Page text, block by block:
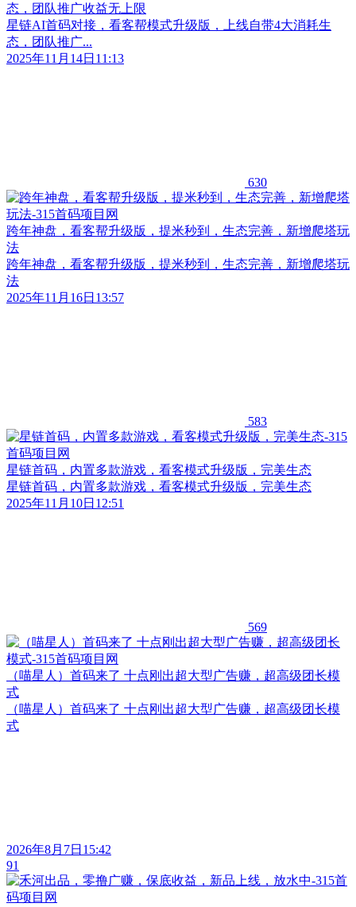
态，团队推广收益无上限
星链AI首码对接，看客帮模式升级版，上线自带4大消耗生
态，团队推广...
2025年11月14日11:13
630
跨年神盘，看客帮升级版，提米秒到，生态完善，新增爬塔玩
法
跨年神盘，看客帮升级版，提米秒到，生态完善，新增爬塔玩
法
2025年11月16日13:57
583
星链首码，内置多款游戏，看客模式升级版，完美生态
星链首码，内置多款游戏，看客模式升级版，完美生态
2025年11月10日12:51
569
（喵星人）首码来了 十点刚出超大型广告赚，超高级团长模
式
（喵星人）首码来了 十点刚出超大型广告赚，超高级团长模
式
2026年8月7日15:42
91